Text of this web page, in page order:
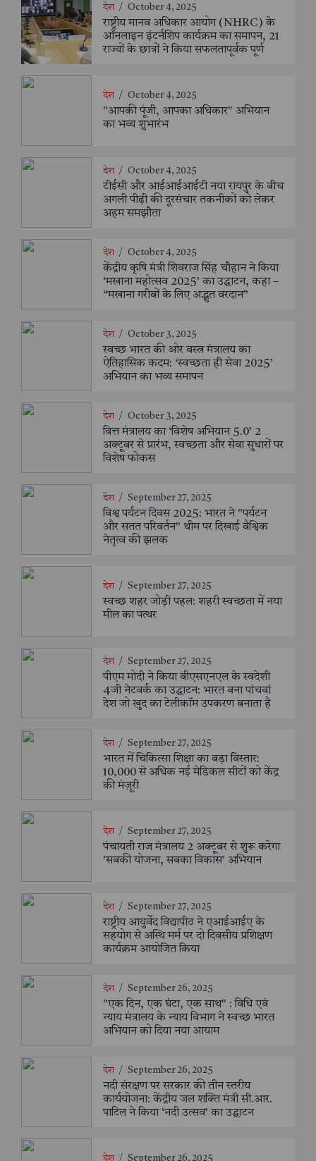
देश / October 4, 2025
राष्ट्रीय मानव अधिकार आयोग (NHRC) के
ऑनलाइन इंटर्नशिप कार्यक्रम का समापन, 21
राज्यों के छात्रों ने किया सफलतापूर्वक पूर्ण
देश / October 4, 2025
"आपकी पूंजी, आपका अधिकार" अभियान
का भव्य शुभारंभ
देश / October 4, 2025
टीईसी और आईआईआईटी नया रायपुर के बीच
अगली पीढ़ी की दूरसंचार तकनीकों को लेकर
अहम समझौता
देश / October 4, 2025
केंद्रीय कृषि मंत्री शिवराज सिंह चौहान ने किया
‘मखाना महोत्सव 2025’ का उद्घाटन, कहा –
“मखाना गरीबों के लिए अद्भुत वरदान”
देश / October 3, 2025
स्वच्छ भारत की ओर वस्त्र मंत्रालय का
ऐतिहासिक कदम: ‘स्वच्छता ही सेवा 2025’
अभियान का भव्य समापन
देश / October 3, 2025
वित्त मंत्रालय का ‘विशेष अभियान 5.0’ 2
अक्टूबर से प्रारंभ, स्वच्छता और सेवा सुधारों पर
विशेष फोकस
देश / September 27, 2025
विश्व पर्यटन दिवस 2025: भारत ने "पर्यटन
और सतत परिवर्तन" थीम पर दिखाई वैश्विक
नेतृत्व की झलक
देश / September 27, 2025
स्वच्छ शहर जोड़ी पहल: शहरी स्वच्छता में नया
मील का पत्थर
देश / September 27, 2025
पीएम मोदी ने किया बीएसएनएल के स्वदेशी
4जी नेटवर्क का उद्घाटन: भारत बना पांचवां
देश जो खुद का टेलीकॉम उपकरण बनाता है
देश / September 27, 2025
भारत में चिकित्सा शिक्षा का बड़ा विस्तार:
10,000 से अधिक नई मेडिकल सीटों को केंद्र
की मंज़ूरी
देश / September 27, 2025
पंचायती राज मंत्रालय 2 अक्टूबर से शुरू करेगा
'सबकी योजना, सबका विकास' अभियान
देश / September 27, 2025
राष्ट्रीय आयुर्वेद विद्यापीठ ने एआईआईए के
सहयोग से अस्थि मर्म पर दो दिवसीय प्रशिक्षण
कार्यक्रम आयोजित किया
देश / September 26, 2025
"एक दिन, एक घंटा, एक साथ" : विधि एवं
न्याय मंत्रालय के न्याय विभाग ने स्वच्छ भारत
अभियान को दिया नया आयाम
देश / September 26, 2025
नदी संरक्षण पर सरकार की तीन स्तरीय
कार्ययोजना: केंद्रीय जल शक्ति मंत्री सी.आर.
पाटिल ने किया ‘नदी उत्सव’ का उद्घाटन
देश / September 26, 2025